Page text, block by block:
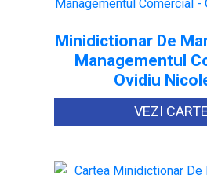
Minidictionar De
Managementul
Ovidiu
VEZI